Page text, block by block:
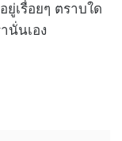
เรื่อยๆ ตราบใด
นั่นเอง